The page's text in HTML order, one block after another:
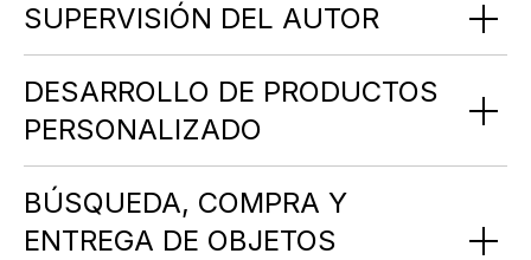
SUPERVISIÓN DEL AUTOR
DESARROLLO DE PRODUCTOS
PERSONALIZADO
BÚSQUEDA, COMPRA Y
ENTREGA DE OBJETOS